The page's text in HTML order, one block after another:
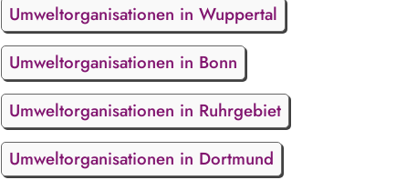
Umweltorganisationen in Wuppertal
Umweltorganisationen in Bonn
Umweltorganisationen in Ruhrgebiet
Umweltorganisationen in Dortmund